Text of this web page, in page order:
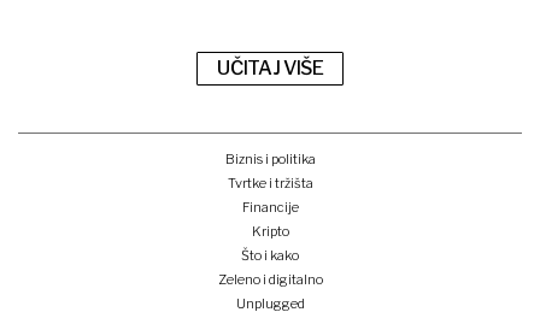
UČITAJ VIŠE
Biznis i politika
Tvrtke i tržišta
Financije
Kripto
Što i kako
Zeleno i digitalno
Unplugged